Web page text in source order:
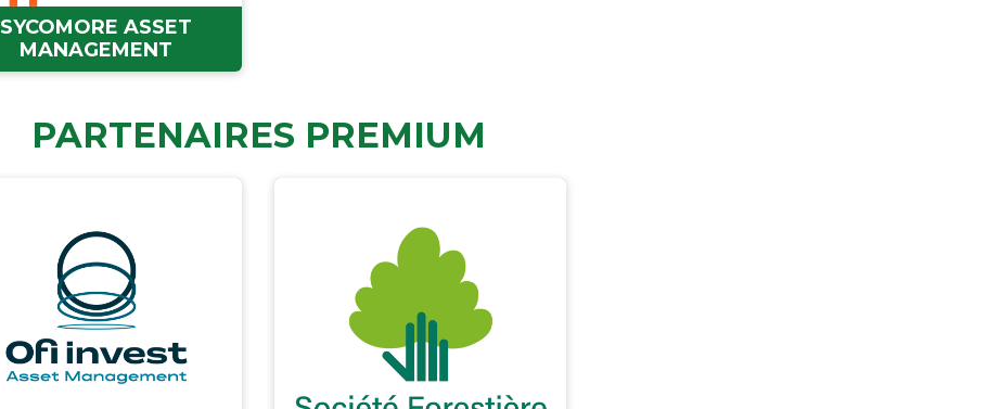
SYCOMORE ASSET
MANAGEMENT
PARTENAIRES PREMIUM